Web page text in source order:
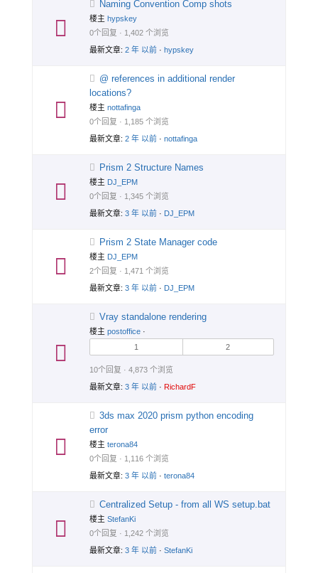
Naming Convention Comp shots
楼主 hypskey
0个回复 · 1,402 个浏览
最新文章: 2 年 以前· hypskey
@ references in additional render
locations?
楼主 nottafinga
0个回复 · 1,185 个浏览
最新文章: 2 年 以前· nottafinga
Prism 2 Structure Names
楼主 DJ_EPM
0个回复 · 1,345 个浏览
最新文章: 3 年 以前· DJ_EPM
Prism 2 State Manager code
楼主 DJ_EPM
2个回复 · 1,471 个浏览
最新文章: 3 年 以前· DJ_EPM
Vray standalone rendering
楼主 postoffice·
1
2
10个回复 · 4,873 个浏览
最新文章: 3 年 以前· RichardF
3ds max 2020 prism python encoding
error
楼主 terona84
0个回复 · 1,116 个浏览
最新文章: 3 年 以前· terona84
Centralized Setup - from all WS setup.bat
楼主 StefanKi
0个回复 · 1,242 个浏览
最新文章: 3 年 以前· StefanKi